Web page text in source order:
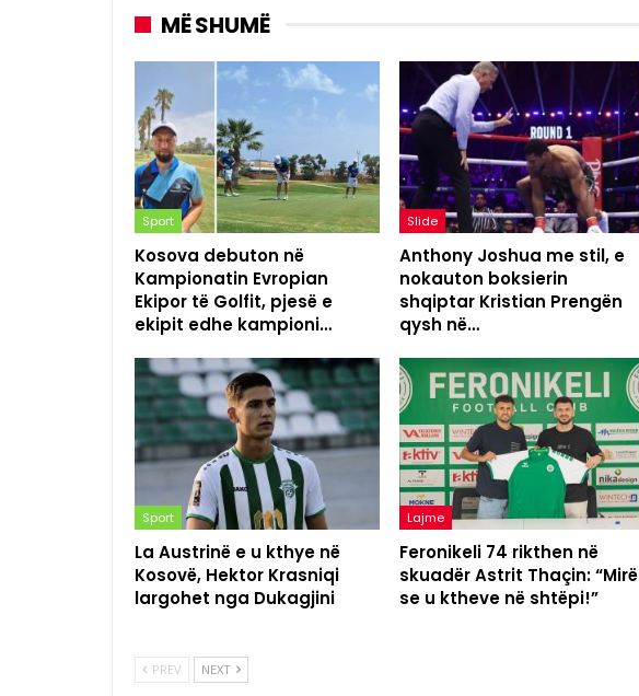
MË SHUMË
Sport
Kosova debuton në
Kampionatin Evropian
Ekipor të Golfit, pjesë e
ekipit edhe kampioni…
Slide
Anthony Joshua me stil, e
nokauton boksierin
shqiptar Kristian Prengën
qysh në…
Sport
La Austrinë e u kthye në
Kosovë, Hektor Krasniqi
largohet nga Dukagjini
Lajme
Feronikeli 74 rikthen në
skuadër Astrit Thaçin: “Mirë
se u ktheve në shtëpi!”
PREV NEXT